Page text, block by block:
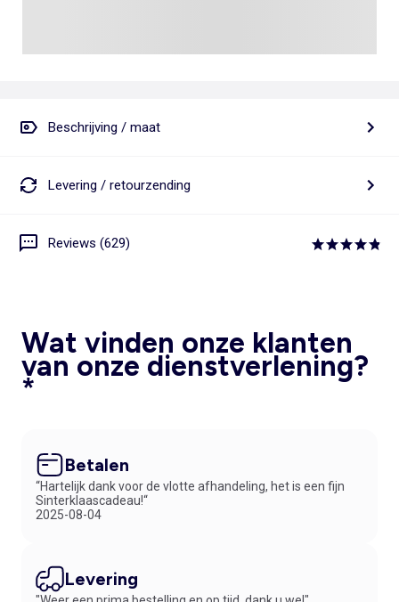
Beschrijving / maat
Levering / retourzending
Reviews (629)
Wat vinden onze klanten
van onze dienstverlening?
*
Betalen
“Hartelijk dank voor de vlotte afhandeling, het is een fijn
Sinterklaascadeau!“
2025-08-04
Levering